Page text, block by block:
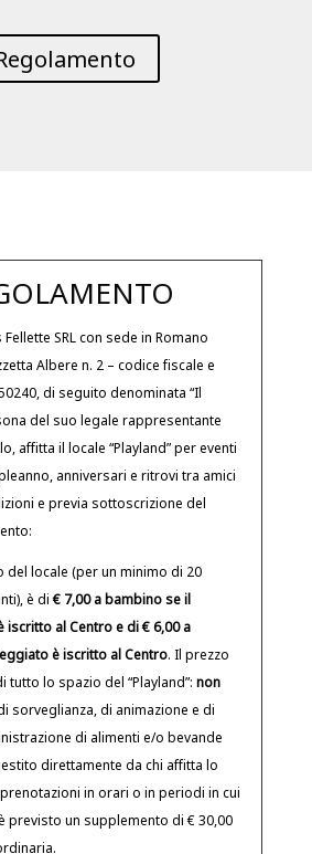
SRL con sede in Romano
Albere n. 2 – codice fiscale e
di seguito denominata “Il
del suo legale rappresentante
affitta il locale “Playland” per eventi
anniversari e ritrovi tra amici
e previa sottoscrizione del
del locale (per un minimo di 20
è di€ 7,00 a bambino se il
al Centro e di € 6,00 a
è iscritto al Centro. Il prezzo
tutto lo spazio del “Playland”: non
sorveglianza, di animazione e di
di alimenti e/o bevande
direttamente da chi affitta lo
in orari o in periodi in cui
previsto un supplemento di € 30,00